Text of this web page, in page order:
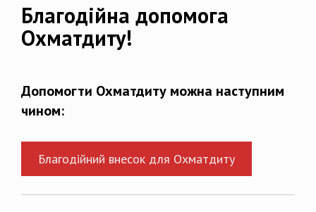
Благодійна допомога
Охматдиту!
Допомогти Охматдиту можна наступним
чином:
Благодійний внесок для Охматдиту